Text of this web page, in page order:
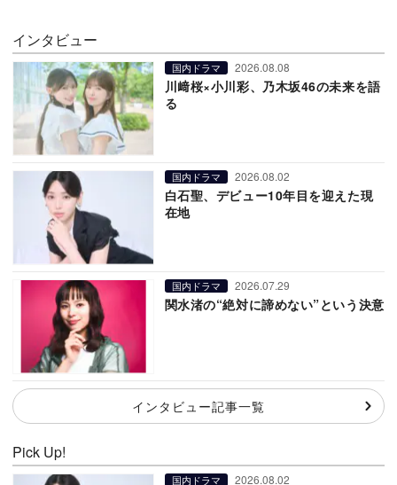
インタビュー
国内ドラマ 2026.08.08
川﨑桜×小川彩、乃木坂46の未来を語
る
国内ドラマ 2026.08.02
白石聖、デビュー10年目を迎えた現
在地
国内ドラマ 2026.07.29
関水渚の“絶対に諦めない”という決意
インタビュー記事一覧
Pick Up!
国内ドラマ 2026.08.02